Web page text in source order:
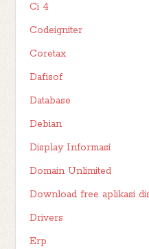
Ci 4
Codeigniter
Coretax
Dafisof
Database
Debian
Display Informasi
Domain Unlimited
Download free aplikasi
Drivers
Erp